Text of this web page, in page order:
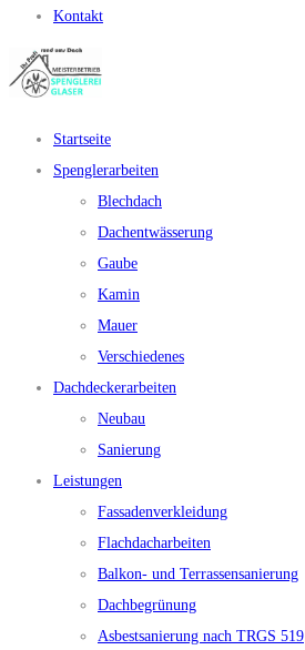
Kontakt
Startseite
Spenglerarbeiten
Blechdach
Dachentwässerung
Gaube
Kamin
Mauer
Verschiedenes
Dachdeckerarbeiten
Neubau
Sanierung
Leistungen
Fassadenverkleidung
Flachdacharbeiten
Balkon- und Terrassensanierung
Dachbegrünung
Asbestsanierung nach TRGS 519